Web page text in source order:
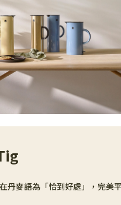
丹麥語為「恰到好處」，完美